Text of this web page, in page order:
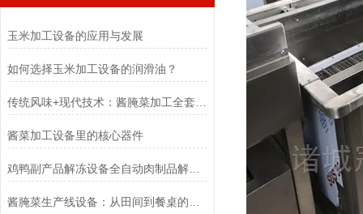
玉米加工设备的应用与发展
如何选择玉米加工设备的润滑油？
酱菜加工设备里的核心器件
鸡鸭副产品解冻设备全自动肉制品解冻流水线行业提效增值